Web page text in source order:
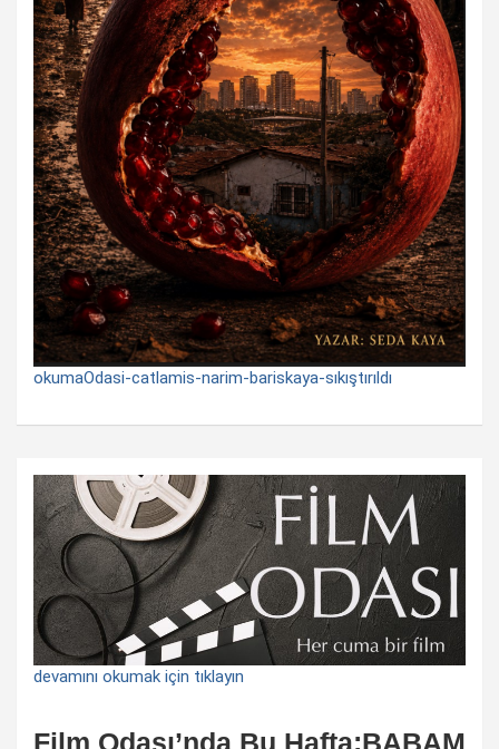
okumaOdasi-catlamis-narim-bariskaya-sıkıştırıldı
devamını okumak için tıklayın
Film Odası’nda Bu Hafta:BABAM